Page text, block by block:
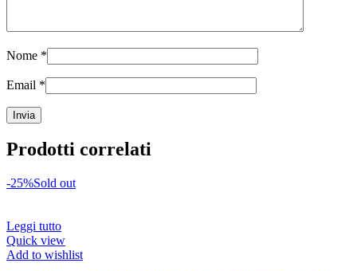
Nome *
Email *
Prodotti correlati
-25%Sold out
Leggi tutto
Quick view
Add to wishlist